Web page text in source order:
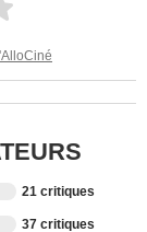
21 critiques
37 critiques